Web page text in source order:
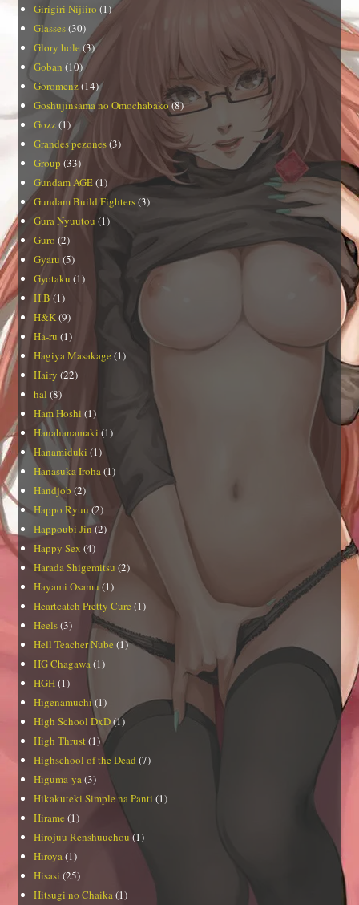
Girigiri Nijiiro (1)
Glasses(30)
Glory hole(3)
Goban (10)
Goromenz(14)
Goshujinsama no Omochabako(8)
Gozz(1)
Grandes pezones(3)
Group (33)
Gundam AGE(1)
Gundam Build Fighters(3)
Gura Nyuutou (1)
Guro (2)
Gyaru (5)
Gyotaku (1)
H.B (1)
H&K(9)
Ha-ru (1)
Hagiya Masakage (1)
Hairy (22)
hal (8)
Ham Hoshi (1)
Hanahanamaki (1)
Hanamiduki (1)
Hanasuka Iroha(1)
Handjob (2)
Happo Ryuu (2)
Happoubi Jin(2)
Happy Sex (4)
Harada Shigemitsu (2)
Hayami Osamu (1)
Heartcatch Pretty Cure (1)
Heels(3)
Hell Teacher Nube (1)
HG Chagawa(1)
HGH(1)
Higenamuchi(1)
High School DxD(1)
High Thrust(1)
Highschool of the Dead (7)
Higuma-ya(3)
Hikakuteki Simple na Panti (1)
Hirame (1)
Hirojuu Renshuuchou (1)
Hiroya(1)
Hisasi (25)
Hitsugi no Chaika(1)